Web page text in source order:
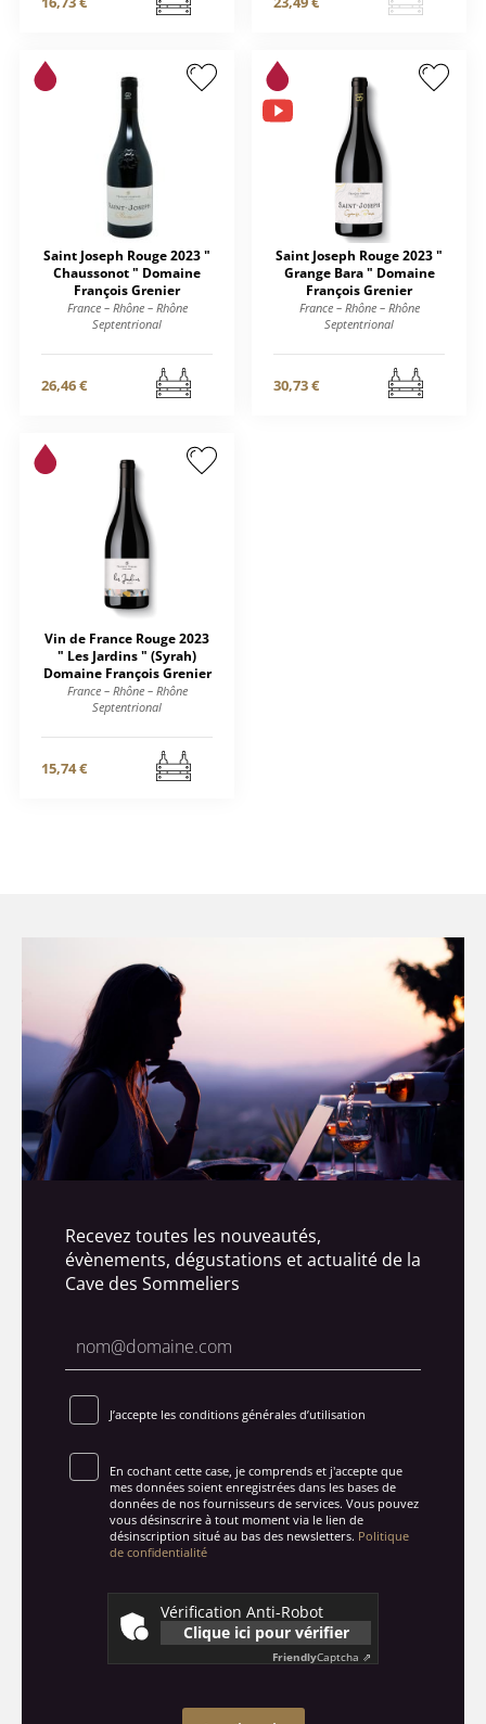
Saint Joseph Rouge 2023 "
Chaussonot " Domaine
François Grenier
France – Rhône – Rhône
Septentrional
26,46 €
Saint Joseph Rouge 2023 "
Grange Bara " Domaine
François Grenier
France – Rhône – Rhône
Septentrional
30,73 €
Vin de France Rouge 2023
" Les Jardins " (Syrah)
Domaine François Grenier
France – Rhône – Rhône
Septentrional
15,74 €
Recevez toutes les nouveautés,
évènements, dégustations et actualité de la
Cave des Sommeliers
J’accepte les conditions générales d’utilisation
En cochant cette case, je comprends et j'accepte que
mes données soient enregistrées dans les bases de
données de nos fournisseurs de services. Vous pouvez
vous désinscrire à tout moment via le lien de
désinscription situé au bas des newsletters. Politique
de confidentialité
Vérification Anti-Robot
Clique ici pour vérifier
FriendlyCaptcha ⇗